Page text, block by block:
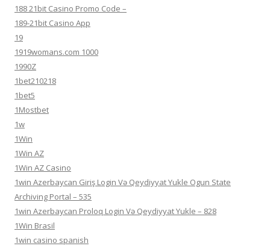
188 21bit Casino Promo Code –
189-21bit Casino App
19
1919womans.com 1000
1990Z
1bet210218
1bet5
1Mostbet
1w
1Win
1Win AZ
1Win AZ Casino
1win Azerbaycan Giriş Login Və Qeydiyyat Yukle Ogun State
Archiving Portal – 535
1win Azerbaycan Proloq Login Və Qeydiyyat Yukle – 828
1Win Brasil
1win casino spanish